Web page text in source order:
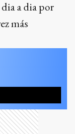
a dia por
más